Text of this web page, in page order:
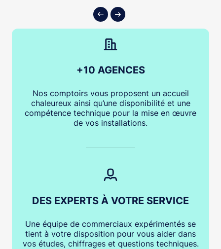
+10 AGENCES
Nos comptoirs vous proposent un accueil
chaleureux ainsi qu’une disponibilité et une
compétence technique pour la mise en œuvre
de vos installations.
DES EXPERTS À VOTRE SERVICE
Une équipe de commerciaux expérimentés se
tient à votre disposition pour vous aider dans
vos études, chiffrages et questions techniques.